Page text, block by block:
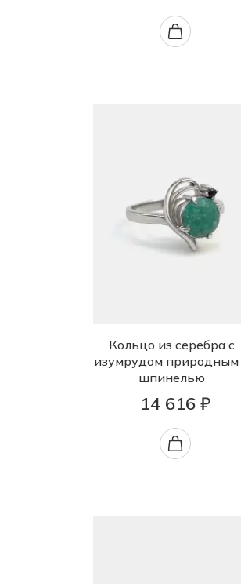
Кольцо из серебра с
изумрудом природным
шпинелью
14 616 ₽